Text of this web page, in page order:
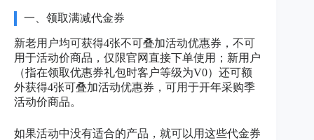
一、领取满减代金券
新老用户均可获得4张不可叠加活动优惠券，不可
用于活动价商品，仅限官网直接下单使用；新用户
（指在领取优惠券礼包时客户等级为V0）还可额
外获得4张可叠加活动优惠券，可用于开年采购季
活动价商品。
如果活动中没有适合的产品，就可以用这些代金券